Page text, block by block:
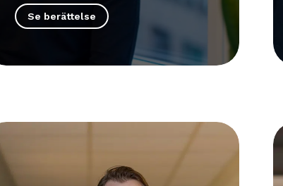
Se berättelse